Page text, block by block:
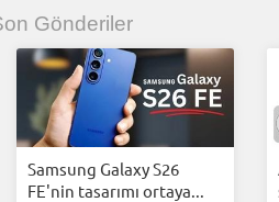
Film Önerileri
Fiyatları Vizyondaki
İnstagram
Gönderiler
Samsung Galaxy S26
FE'nin tasarımı ortaya...